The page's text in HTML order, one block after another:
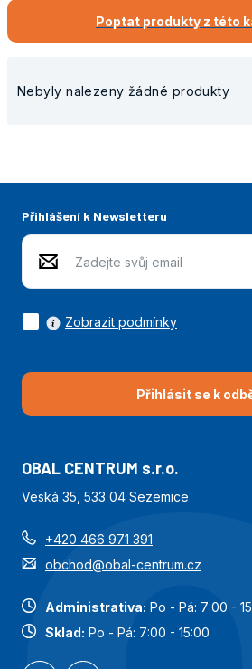
Poptat produkty z této
Nebyly nalezeny žádné produkty
Přihlášení k Newsletteru
Přihlásit se k
Zobrazit podmínky
OBAL CENTRUM s.r.o.
Veská 35, 533 04 Sezemice
+420 466 971 391
obchod@obal-centrum.cz
Administrativa: Po - Pá: 7:00 -
Sklad: Po - Pá: 7:00 - 15:00